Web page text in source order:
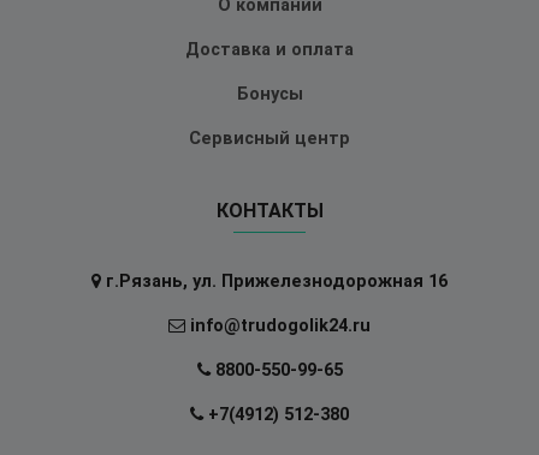
О компании
Доставка и оплата
Бонусы
Сервисный центр
КОНТАКТЫ
г.Рязань, ул. Прижелезнодорожная 16
info@trudogolik24.ru
8800-550-99-65
+7(4912) 512-380